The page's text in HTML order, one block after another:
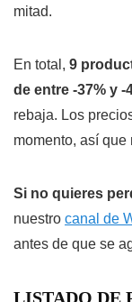
mitad.
En total, 9
de entre -37% y -
rebaja. Los
momento, así que
Si no quieres
nuestro canal de
antes de que se
LISTADO DE